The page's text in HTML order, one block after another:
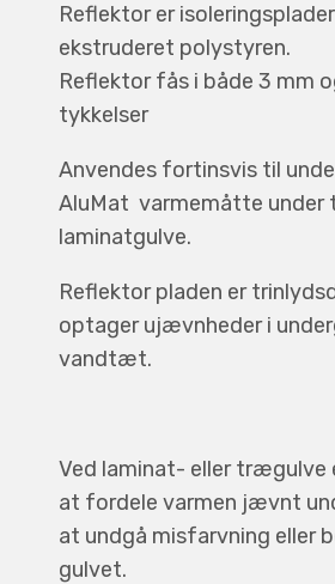
Reflektor er
ekstruderet polystyren.
Reflektor fås i både 3 mm
tykkelser
Anvendes fortinsvis til
AluMat varmemåtte under
laminatgulve.
Reflektor pladen er
optager ujævnheder i
vandtæt.
Ved laminat- eller
at fordele varmen jævnt
at undgå misfarvning eller
gulvet.